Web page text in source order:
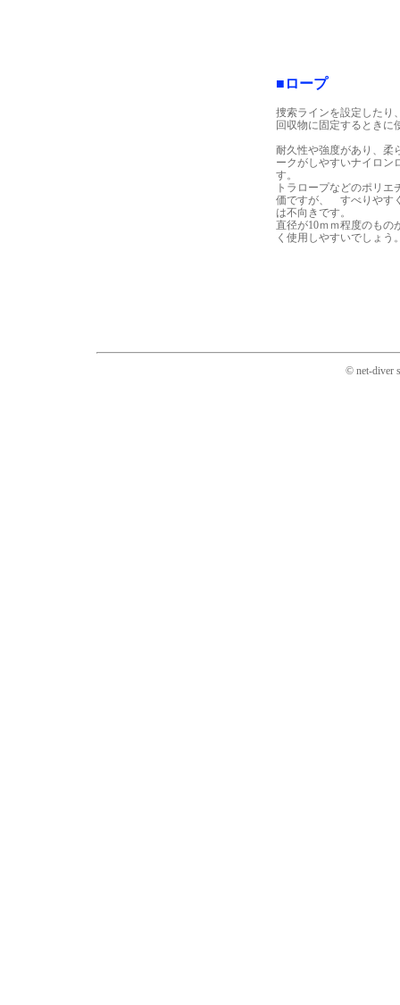
■ロープ
捜索ラインを設定したり
回収物に固定するときに
耐久性や強度があり、柔
ークがしやすいナイロン
す。
トラロープなどのポリエ
価ですが、 すべりやす
は不向きです。
直径が10ｍｍ程度のもの
く使用しやすいでしょう
© net-diver